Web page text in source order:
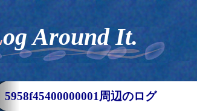
Log Around It.
5958f45400000001周辺のログ